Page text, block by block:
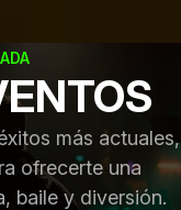
más actuales,
ofrecerte una
baile y diversión.